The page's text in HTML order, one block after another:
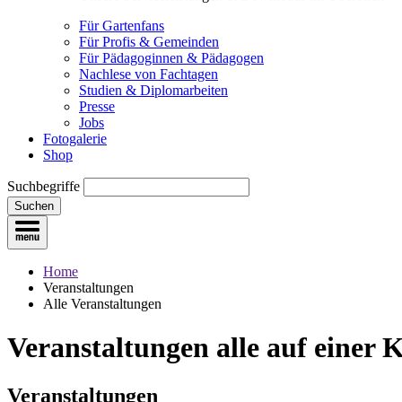
Für Gartenfans
Für Profis & Gemeinden
Für Pädagoginnen & Pädagogen
Nachlese von Fachtagen
Studien & Diplomarbeiten
Presse
Jobs
Fotogalerie
Shop
Suchbegriffe
Suchen
Home
Veranstaltungen
Alle Veranstaltungen
Veranstaltungen alle auf einer
Veranstaltungen